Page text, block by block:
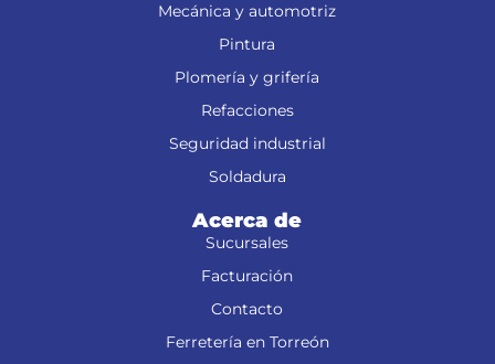
Mecánica y automotriz
Pintura
Plomería y grifería
Refacciones
Seguridad industrial
Soldadura
Acerca de
Sucursales
Facturación
Contacto
Ferretería en Torreón